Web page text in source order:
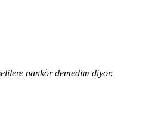
nankör demedim diyor.